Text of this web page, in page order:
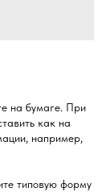
на бумаге. При
как на
например,
типовую форму